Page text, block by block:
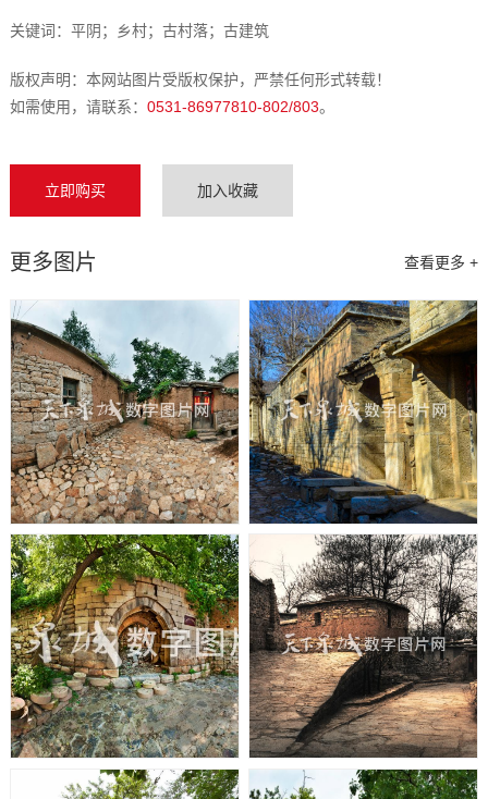
关键词：平阴；乡村；古村落；古建筑
版权声明：本网站图片受版权保护，严禁任何形式转载！
如需使用，请联系： 0531-86977810-802/803。
立即购买 加入收藏
查看更多 +
更多图片